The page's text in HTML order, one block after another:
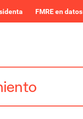
FMRE en datos